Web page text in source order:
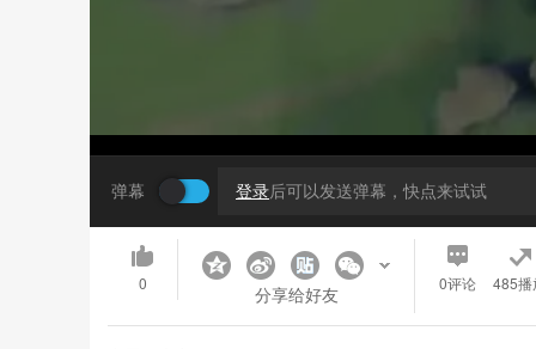
弹幕 登录后可以发送弹幕，快点来试试
0 分享给好友 0评论 485播